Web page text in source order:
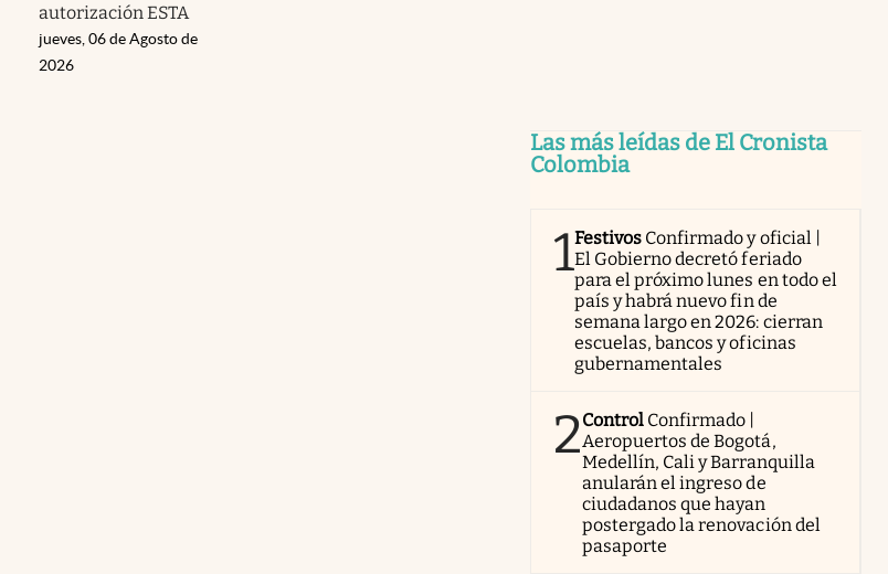
autorización ESTA
jueves, 06 de Agosto de
2026
Las más leídas de El Cronista
Colombia
1Festivos Confirmado y oficial |
El Gobierno decretó feriado
para el próximo lunes en todo el
país y habrá nuevo fin de
semana largo en 2026: cierran
escuelas, bancos y oficinas
gubernamentales
2Control Confirmado |
Aeropuertos de Bogotá,
Medellín, Cali y Barranquilla
anularán el ingreso de
ciudadanos que hayan
postergado la renovación del
pasaporte